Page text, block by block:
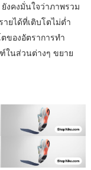
งคงมั่นใจว่าภาพรวม
ยได้ที่เติบโตไม่ต่ำ
ของอัตราการทำ
ในส่วนต่างๆ ขยาย